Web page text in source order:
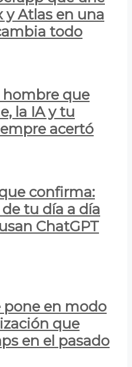
y Atlas en una
todo
hombre que
la IA y tu
acertó
confirma:
de tu día a día
ChatGPT
pone en modo
que
en el pasado